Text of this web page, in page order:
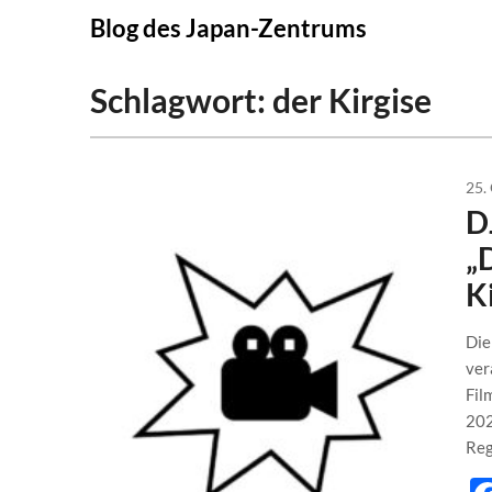
Blog des Japan-Zentrums
Schlagwort: der Kirgise
25.